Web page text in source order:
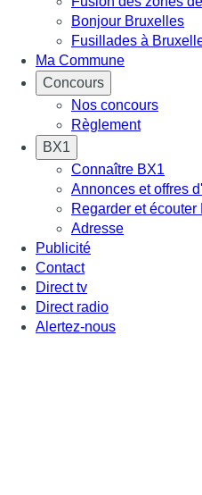
Bonjour Bruxelles
Fusillades à
Ma Commune
Concours
Nos concours
Règlement
BX1
Connaître BX1
Annonces et offres
Regarder et écouter
Adresse
Publicité
Contact
Direct tv
Direct radio
Alertez-nous